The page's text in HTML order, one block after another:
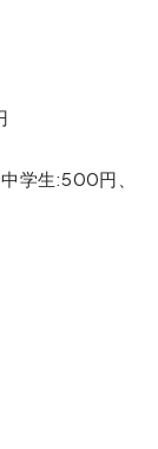
学生:500円、